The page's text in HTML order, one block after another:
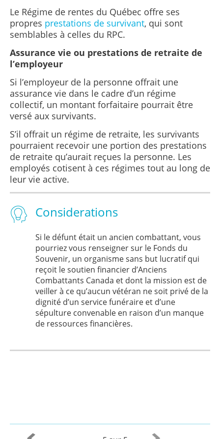
Le Régime de rentes du Québec offre ses
propres prestations de survivant, qui sont
semblables à celles du RPC.
Assurance vie ou prestations de retraite de
l’employeur
Si l’employeur de la personne offrait une
assurance vie dans le cadre d’un régime
collectif, un montant forfaitaire pourrait être
versé aux survivants.
S’il offrait un régime de retraite, les survivants
pourraient recevoir une portion des prestations
de retraite qu’aurait reçues la personne. Les
employés cotisent à ces régimes tout au long de
leur vie active.
Considerations
Si le défunt était un ancien combattant, vous
pourriez vous renseigner sur le Fonds du
Souvenir, un organisme sans but lucratif qui
reçoit le soutien financier d’Anciens
Combattants Canada et dont la mission est de
veiller à ce qu’aucun vétéran ne soit privé de la
dignité d’un service funéraire et d’une
sépulture convenable en raison d’un manque
de ressources financières.